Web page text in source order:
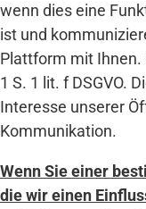
wenn dies eine
ist und
Plattform mit Ihnen.
1 S. 1 lit. f DSGVO.
Interesse unserer
Kommunikation.
Wenn Sie einer
die wir einen